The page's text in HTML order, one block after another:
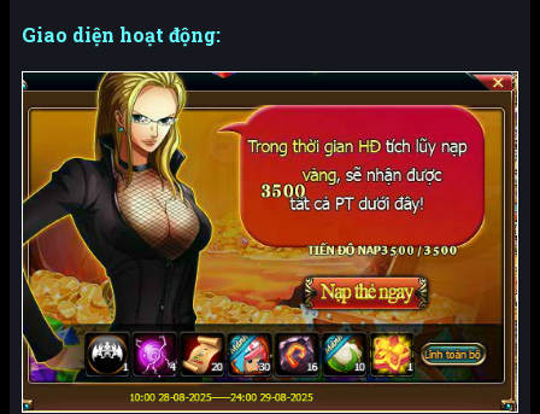
Giao diện hoạt động: